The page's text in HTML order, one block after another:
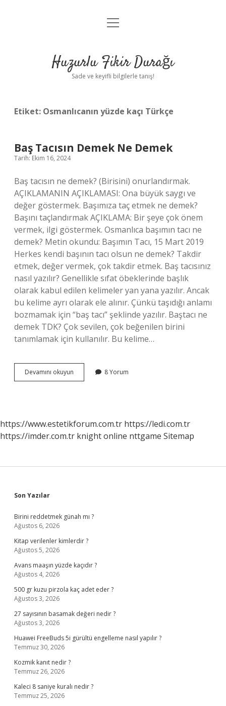
Anasayfa
Yasal Uyarı
menüyü
Huzurlu Fikir Durağı
Sade ve keyifli bilgilerle tanış!
Etiket: Osmanlıcanın yüzde kaçı Türkçe
Baş Tacısın Demek Ne Demek
Tarih: Ekim 16, 2024
Baş tacısın ne demek? (Birisini) onurlandırmak.
AÇIKLAMANIN AÇIKLAMASI: Ona büyük saygı ve
değer göstermek. Başımıza taç etmek ne demek?
Başını taçlandırmak AÇIKLAMA: Bir şeye çok önem
vermek, ilgi göstermek. Osmanlıca başımın tacı ne
demek? Metin okundu: Başımın Tacı, 15 Mart 2019
Herkes kendi başının tacı olsun ne demek? Takdir
etmek, değer vermek, çok takdir etmek. Baş tacısınız
nasıl yazılır? Genellikle sıfat öbeklerinde başlık
olarak kabul edilen kelimeler yan yana yazılır. Ancak
bu kelime ayrı olarak ele alınır. Çünkü taşıdığı anlamı
bozmamak için “baş tacı” şeklinde yazılır. Baştacı ne
demek TDK? Çok sevilen, çok beğenilen birini
tanımlamak için kullanılır. Bu kelime…
Devamını okuyun
Tacısın
8 Yorum
https://www.estetikforum.com.tr https://ledi.com.tr
https://imder.com.tr knight online nttgame Sitemap
Sidebar
Son Yazılar
Birini reddetmek günah mı ?
Ağustos 6, 2026
Kitap verilenler kimlerdir ?
Ağustos 5, 2026
Avans maaşın yüzde kaçıdır ?
Ağustos 4, 2026
500 gr kuzu pirzola kaç adet eder ?
Ağustos 3, 2026
27 sayısının basamak değeri nedir ?
Ağustos 3, 2026
Huawei FreeBuds 5i gürültü engelleme nasıl yapılır ?
Temmuz 30, 2026
Kozmik kanıt nedir ?
Temmuz 26, 2026
Kaleci 8 saniye kuralı nedir ?
Temmuz 25, 2026